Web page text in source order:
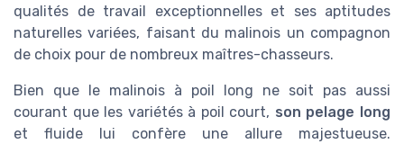
qualités de travail exceptionnelles et ses aptitudes
naturelles variées, faisant du malinois un compagnon
de choix pour de nombreux maîtres-chasseurs.
Bien que le malinois à poil long ne soit pas aussi
courant que les variétés à poil court, son pelage long
et fluide lui confère une allure majestueuse.